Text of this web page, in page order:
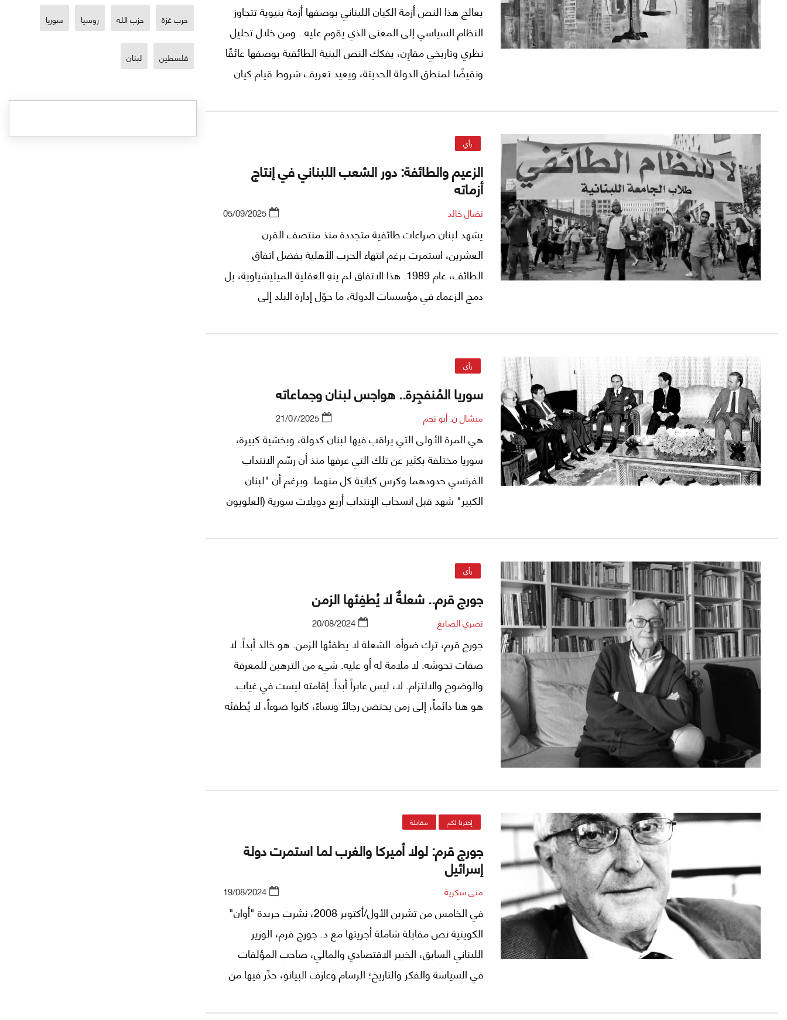
يعالج هذا النص أزمة الكيان اللبناني بوصفها أزمة بنيوية تتجاوز
النظام السياسي إلى المعنى الذي يقوم عليه.. ومن خلال تحليل
نظري وتاريخي مقارِن، يفكك النص البنية الطائفية بوصفها عائقًا
ونقيضًا لمنطق الدولة الحديثة، ويعيد تعريف شروط قيام كيان
الأزمة لا يمكن أن يتم عبر إصلاح النظام فقط، بل بإعادة تعريف
الأُسس التي يقوم عليها الكيان السياسي.
رأي
الزعيم والطائفة: دور الشعب اللبناني في إنتاج
أزماته
نضال خالد 05/09/2025
يشهد لبنان صراعات طائفية متجددة منذ منتصف القرن
العشرين، استمرت برغم انتهاء الحرب الأهلية بفضل اتفاق
الطائف، عام 1989. هذا الاتفاق لم ينهِ العقلية الميليشياوية، بل
دمج الزعماء في مؤسسات الدولة، ما حوّل إدارة البلد إلى
رأي
سوريا المُنفجِرة.. هواجس لبنان وجماعاته
ميشال ن. أبو نجم 21/07/2025
هي المرة الأولى التي يراقب فيها لبنان كدولة، وبخشية كبيرة،
سوريا مختلفة بكثير عن تلك التي عرفها منذ أن رسّم الانتداب
الفرنسي حدودهما وكرس كيانية كل منهما. وبرغم أن "لبنان
الكبير" شهد قبل انسحاب الإنتداب أربع دويلات سورية (العلويون
اندلاع الحرب السورية، وبخاصة بعد سقوط نظام الأسد، يشهد
لانفجار المجتمع السوري المتنوع بعد أن خرج من تحت القبضة
السلطوية، مُدشّناً مرحلة جديدة غامضة الملامح والنهايات.
رأي
جورج قرم.. شعلةٌ لا يُطفِئها الزمن
نصري الصايغ 20/08/2024
جورج قرم، ترك ضوأه. الشعلة لا يطفئها الزمن. هو خالد أبداً. لا
صفات تحوشه. لا ملامة له أو عليه. شيء من الترهبن للمعرفة
والوضوح والالتزام. لا، ليس عابراً أبداً. إقامته ليست في غياب.
هو هنا دائماً، إلى زمن يحتضن رجالاً ونساءً، كانوا ضوءاً، لا يُطفئه
إخترنا لكم مقابلة
جورج قرم: لولا أميركا والغرب لما استمرت دولة
إسرائيل
منى سكرية 19/08/2024
في الخامس من تشرين الأول/أكتوبر 2008، نشرت جريدة "أوان"
الكويتية نص مقابلة شاملة أجريتها مع د. جورج قرم، الوزير
اللبناني السابق، الخبير الاقتصادي والمالي، صاحب المؤلفات
في السياسة والفكر والتاريخ؛ الرسام وعازف البيانو، حذّر فيها من
يعانيه العرب بأنه عبارة عن «غوانتانامو فكري اجتماعي".
حرب غزة حزب الله روسيا سوريا
فلسطين لبنان